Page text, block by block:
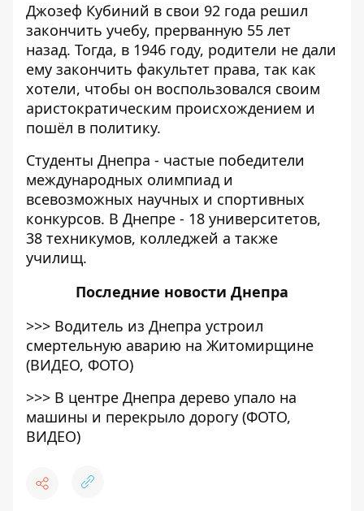
Джозеф Кубиний в свои 92 года решил
закончить учебу, прерванную 55 лет
назад. Тогда, в 1946 году, родители не дали
ему закончить факультет права, так как
хотели, чтобы он воспользовался своим
аристократическим происхождением и
пошёл в политику.
Студенты Днепра - частые победители
международных олимпиад и
всевозможных научных и спортивных
конкурсов. В Днепре - 18 университетов,
38 техникумов, колледжей а также
училищ.
Последние новости Днепра
>>> Водитель из Днепра устроил
смертельную аварию на Житомирщине
(ВИДЕО, ФОТО)
>>> В центре Днепра дерево упало на
машины и перекрыло дорогу (ФОТО,
ВИДЕО)